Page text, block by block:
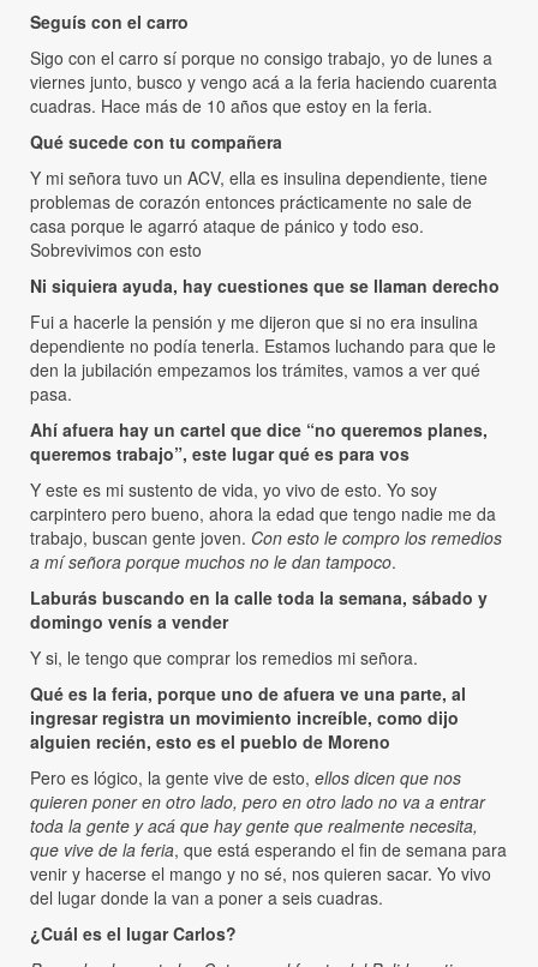
Seguís con el carro
Sigo con el carro sí porque no consigo trabajo, yo de lunes a
viernes junto, busco y vengo acá a la feria haciendo cuarenta
cuadras. Hace más de 10 años que estoy en la feria.
Qué sucede con tu compañera
Y mi señora tuvo un ACV, ella es insulina dependiente, tiene
problemas de corazón entonces prácticamente no sale de
casa porque le agarró ataque de pánico y todo eso.
Sobrevivimos con esto
Ni siquiera ayuda, hay cuestiones que se llaman derecho
Fui a hacerle la pensión y me dijeron que si no era insulina
dependiente no podía tenerla. Estamos luchando para que le
den la jubilación empezamos los trámites, vamos a ver qué
pasa.
Ahí afuera hay un cartel que dice “no queremos planes,
queremos trabajo”, este lugar qué es para vos
Y este es mi sustento de vida, yo vivo de esto. Yo soy
carpintero pero bueno, ahora la edad que tengo nadie me da
trabajo, buscan gente joven. Con esto le compro los remedios
a mí señora porque muchos no le dan tampoco.
Laburás buscando en la calle toda la semana, sábado y
domingo venís a vender
Y si, le tengo que comprar los remedios mi señora.
Qué es la feria, porque uno de afuera ve una parte, al
ingresar registra un movimiento increíble, como dijo
alguien recién, esto es el pueblo de Moreno
Pero es lógico, la gente vive de esto, ellos dicen que nos
quieren poner en otro lado, pero en otro lado no va a entrar
toda la gente y acá que hay gente que realmente necesita,
que vive de la feria, que está esperando el fin de semana para
venir y hacerse el mango y no sé, nos quieren sacar. Yo vivo
del lugar donde la van a poner a seis cuadras.
¿Cuál es el lugar Carlos?